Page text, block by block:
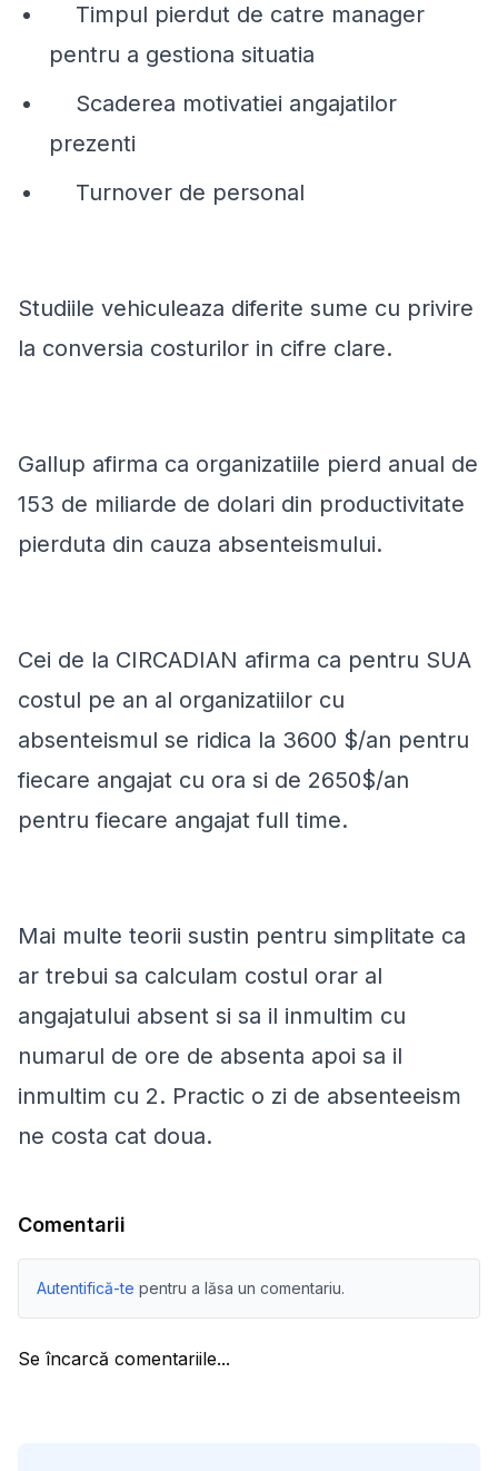
Timpul pierdut de catre manager
pentru a gestiona situatia
Scaderea motivatiei angajatilor
prezenti
Turnover de personal
Studiile vehiculeaza diferite sume cu privire
la conversia costurilor in cifre clare.
Gallup afirma ca organizatiile pierd anual de
153 de miliarde de dolari din productivitate
pierduta din cauza absenteismului.
Cei de la CIRCADIAN afirma ca pentru SUA
costul pe an al organizatiilor cu
absenteismul se ridica la 3600 $/an pentru
fiecare angajat cu ora si de 2650$/an
pentru fiecare angajat full time.
Mai multe teorii sustin pentru simplitate ca
ar trebui sa calculam costul orar al
angajatului absent si sa il inmultim cu
numarul de ore de absenta apoi sa il
inmultim cu 2. Practic o zi de absenteeism
ne costa cat doua.
Comentarii
Autentifică-te pentru a lăsa un comentariu.
Se încarcă comentariile...